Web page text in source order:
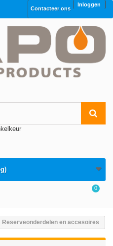
Inloggen
Contacteer ons
0
Reserveonderdelen en accesoires